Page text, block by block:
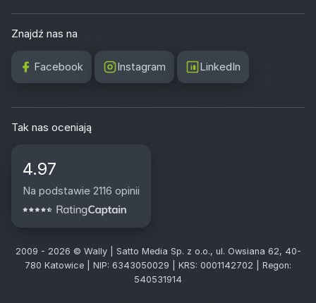
Znajdź nas na
Facebook Instagram LinkedIn
Tak nas oceniają
4.97
Na podstawie 2116 opinii
2009 - 2026 © Wally | Satto Media Sp. z o.o., ul. Owsiana 62, 40-
780 Katowice | NIP: 6343050029 | KRS: 0001142702 | Regon:
540531914